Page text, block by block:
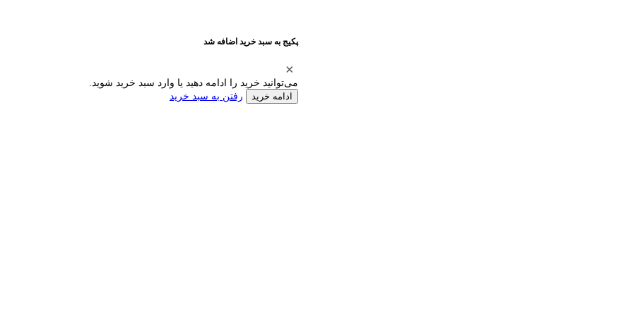
پکیج به سبد خرید اضافه شد
می‌توانید خرید را ادامه دهید یا وارد سبد خرید شوید.
ادامه خرید رفتن به سبد خرید